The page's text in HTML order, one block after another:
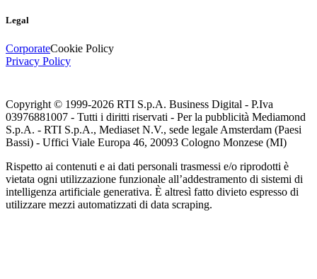
Legal
CorporateCookie Policy
Privacy Policy
Copyright © 1999-2026 RTI S.p.A. Business Digital - P.Iva
03976881007 - Tutti i diritti riservati - Per la pubblicità Mediamond
S.p.A. - RTI S.p.A., Mediaset N.V., sede legale Amsterdam (Paesi
Bassi) - Uffici Viale Europa 46, 20093 Cologno Monzese (MI)
Rispetto ai contenuti e ai dati personali trasmessi e/o riprodotti è
vietata ogni utilizzazione funzionale all’addestramento di sistemi di
intelligenza artificiale generativa. È altresì fatto divieto espresso di
utilizzare mezzi automatizzati di data scraping.